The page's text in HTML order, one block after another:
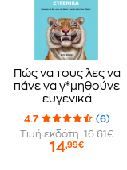
Πώς να τους λες να
πάνε να γ*μηθούνε
ευγενικά
4.7
(6)
Τιμή εκδότη: 16.61€
14,99€